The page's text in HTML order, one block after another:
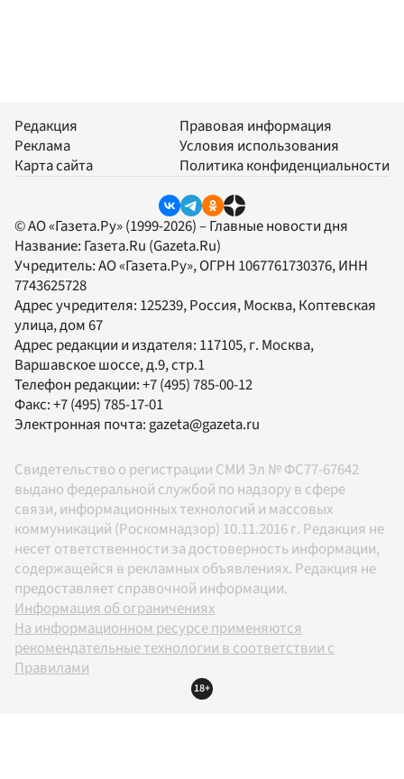
Редакция
Реклама
Карта сайта
Правовая информация
Условия использования
Политика конфиденциальности
© АО «Газета.Ру» (1999-2026) – Главные новости дня
Название: Газета.Ru (Gazeta.Ru)
Учредитель:АО «Газета.Ру», ОГРН 1067761730376, ИНН
7743625728
Адрес учредителя: 125239, Россия, Москва, Коптевская
улица, дом 67
Адрес редакции и издателя: 117105, г. Москва,
Варшавское шоссе, д.9, стр.1
Телефон редакции:+7 (495) 785-00-12
Факс:+7 (495) 785-17-01
Электронная почта: gazeta@gazeta.ru
Свидетельство о регистрации СМИ Эл № ФС77-67642
выдано федеральной службой по надзору в сфере
связи, информационных технологий и массовых
коммуникаций (Роскомнадзор) 10.11.2016 г. Редакция не
несет ответственности за достоверность информации,
содержащейся в рекламных объявлениях. Редакция не
предоставляет справочной информации.
Информация об ограничениях
На информационном ресурсе применяются
рекомендательные технологии в соответствии с
Правилами
18+